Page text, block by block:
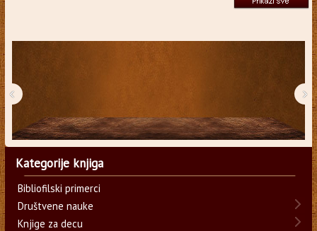
‹ ›
Kategorije knjiga
Bibliofilski primerci
Društvene nauke
Knjige za decu